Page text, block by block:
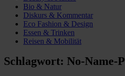
Bio & Natur
Diskurs & Kommentar
Eco Fashion & Design
Essen & Trinken
Reisen & Mobilität
Schlagwort: No-Name-